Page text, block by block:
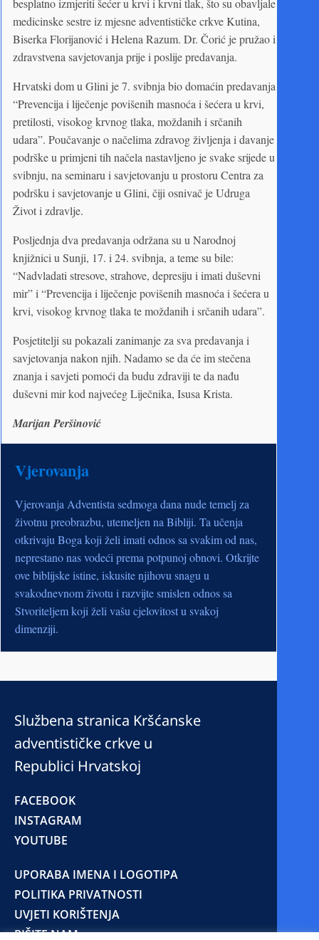
besplatno izmjeriti šećer u krvi i krvni tlak, što su obavljale
medicinske sestre iz mjesne adventističke crkve Kutina,
Biserka Florijanović i Helena Razum. Dr. Čorić je pružao i
zdravstvena savjetovanja prije i poslije predavanja.
Hrvatski dom u Glini je 7. svibnja bio domaćin predavanja
“Prevencija i liječenje povišenih masnoća i šećera u krvi,
pretilosti, visokog krvnog tlaka, moždanih i srčanih
udara”. Poučavanje o načelima zdravog življenja i davanje
podrške u primjeni tih načela nastavljeno je svake srijede u
svibnju, na seminaru i savjetovanju u prostoru Centra za
podršku i savjetovanje u Glini, čiji osnivač je Udruga
Život i zdravlje.
Posljednja dva predavanja održana su u Narodnoj
knjižnici u Sunji, 17. i 24. svibnja, a teme su bile:
“Nadvladati stresove, strahove, depresiju i imati duševni
mir” i “Prevencija i liječenje povišenih masnoća i šećera u
krvi, visokog krvnog tlaka te moždanih i srčanih udara”.
Posjetitelji su pokazali zanimanje za sva predavanja i
savjetovanja nakon njih. Nadamo se da će im stečena
znanja i savjeti pomoći da budu zdraviji te da nađu
duševni mir kod najvećeg Liječnika, Isusa Krista.
Marijan Peršinović
Vjerovanja
Vjerovanja Adventista sedmoga dana nude temelj za
životnu preobrazbu, utemeljen na Bibliji. Ta učenja
otkrivaju Boga koji želi imati odnos sa svakim od nas,
neprestano nas vodeći prema potpunoj obnovi. Otkrijte
ove biblijske istine, iskusite njihovu snagu u
svakodnevnom životu i razvijte smislen odnos sa
Stvoriteljem koji želi vašu cjelovitost u svakoj
dimenziji.
Službena stranica Kršćanske
adventističke crkve u
Republici Hrvatskoj
FACEBOOK
INSTAGRAM
YOUTUBE
UPORABA IMENA I LOGOTIPA
POLITIKA PRIVATNOSTI
UVJETI KORIŠTENJA
PIŠITE NAM